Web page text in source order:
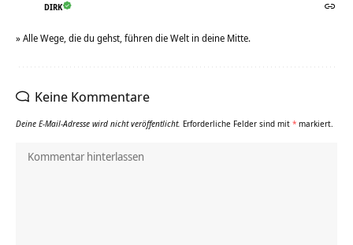
DIRK
» Alle Wege, die du gehst, führen die Welt in deine Mitte.
Keine Kommentare
Deine E-Mail-Adresse wird nicht veröffentlicht. Erforderliche Felder sind mit * markiert.